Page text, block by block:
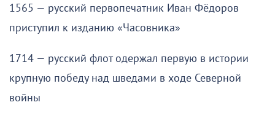
1565 — русский первопечатник Иван Фёдоров
приступил к изданию «Часовника»
1714 — русский флот одержал первую в истории
крупную победу над шведами в ходе Северной
войны